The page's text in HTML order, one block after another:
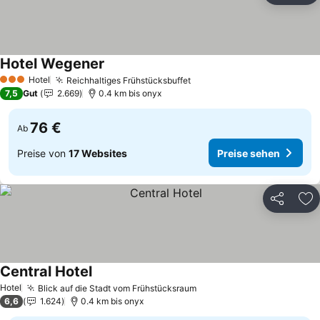
3 SterneHotel Reichhaltiges FrühstücksbuffetPreise sehen
Hotel Wegener
7,5 Gut 2.669 0.4 km bis onyx
Ab 76 €
Preise von 17 Websites Preise sehen
Teilen
Hotel Blick auf die Stadt vom FrühstücksraumPreise sehen
Central HotelPreise sehen
6,6 1.624 0.4 km bis onyx